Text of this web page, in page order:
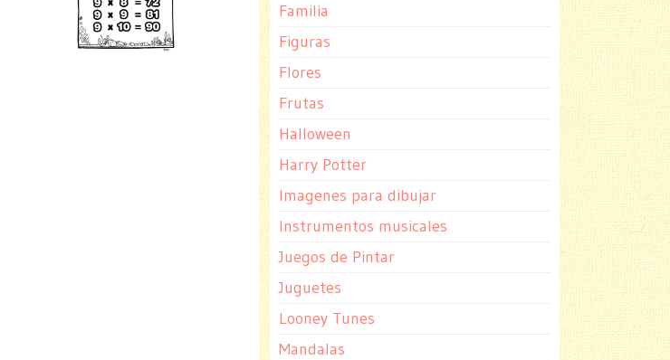
Familia
Figuras
Flores
Frutas
Halloween
Harry Potter
Imagenes para dibujar
Instrumentos musicales
Juegos de Pintar
Juguetes
Looney Tunes
Mandalas